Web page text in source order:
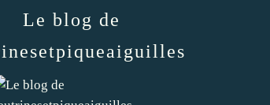
Le blog de